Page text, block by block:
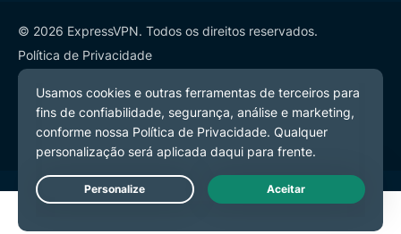
© 2026 ExpressVPN. Todos os direitos reservados.
Política de Privacidade
Termos de Serviço
Preferências de Cookies
Live Chat